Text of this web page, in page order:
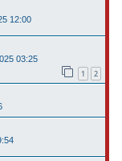
12:00
03:25
1 2